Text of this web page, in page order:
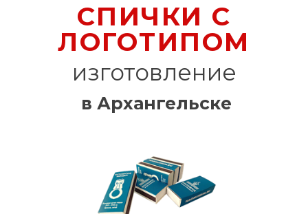
СПИЧКИ С
ЛОГОТИПОМ
в Архангельске
изготовление